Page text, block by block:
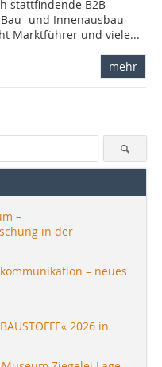
stattfindende B2B-
und Innenausbau-
Marktführer und viele...
mehr
–
in der
– neues
2026 in